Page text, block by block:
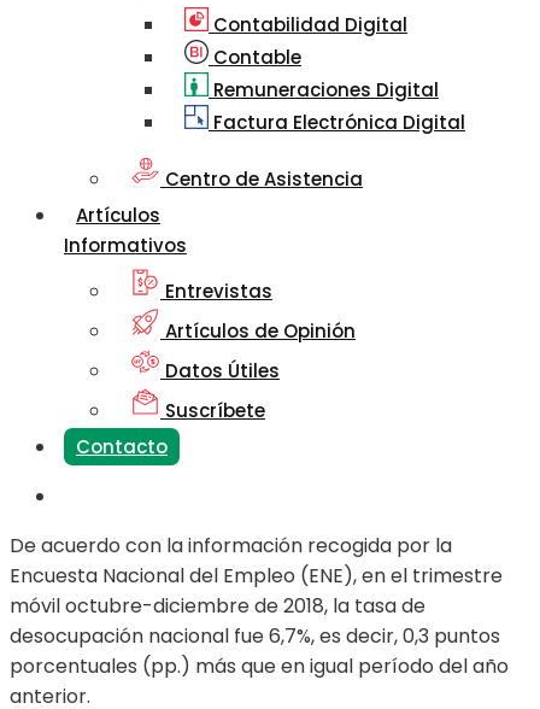
Contabilidad Digital
Contable
Remuneraciones Digital
Factura Electrónica Digital
Centro de Asistencia
Artículos
Informativos
Entrevistas
Artículos de Opinión
Datos Útiles
Suscríbete
Contacto
De acuerdo con la información recogida por la
Encuesta Nacional del Empleo (ENE), en el trimestre
móvil octubre-diciembre de 2018, la tasa de
desocupación nacional fue 6,7%, es decir, 0,3 puntos
porcentuales (pp.) más que en igual período del año
anterior.